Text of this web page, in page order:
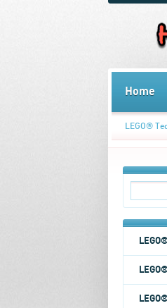
Home
LEGO®